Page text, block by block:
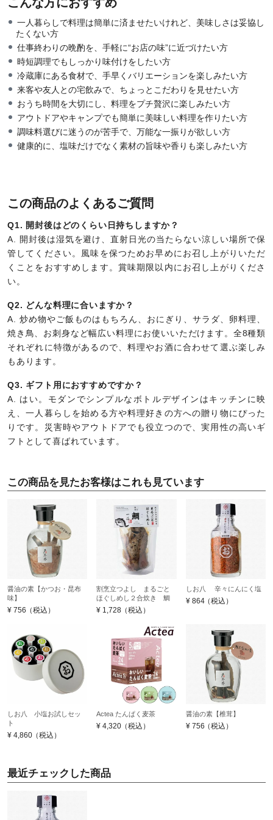
一人暮らしで料理は簡単に済ませたいけれど、美味しさは妥協し
たくない方
仕事終わりの晩酌を、手軽に“お店の味”に近づけたい方
時短調理でもしっかり味付けをしたい方
冷蔵庫にある食材で、手早くバリエーションを楽しみたい方
来客や友人との宅飲みで、ちょっとこだわりを見せたい方
おうち時間を大切にし、料理をプチ贅沢に楽しみたい方
アウトドアやキャンプでも簡単に美味しい料理を作りたい方
調味料選びに迷うのが苦手で、万能な一振りが欲しい方
健康的に、塩味だけでなく素材の旨味や香りも楽しみたい方
この商品のよくあるご質問
Q1. 開封後はどのくらい日持ちしますか？
A. 開封後は湿気を避け、直射日光の当たらない涼しい場所で保
管してください。風味を保つためお早めにお召し上がりいただ
くことをおすすめします。賞味期限以内にお召し上がりくださ
い。
Q2. どんな料理に合いますか？
A. 炒め物やご飯ものはもちろん、おにぎり、サラダ、卵料理、
焼き鳥、お刺身など幅広い料理にお使いいただけます。全8種類
それぞれに特徴があるので、料理やお酒に合わせて選ぶ楽しみ
もあります。
Q3. ギフト用におすすめですか？
A. はい。モダンでシンプルなボトルデザインはキッチンに映
え、一人暮らしを始める方や料理好きの方への贈り物にぴった
りです。災害時やアウトドアでも役立つので、実用性の高いギ
フトとして喜ばれています。
この商品を見たお客様はこれも見ています
醤油の素【かつお・昆布
味】
¥ 756（税込）
割烹立つよし まるごと
ほぐしめし２合炊き 鯛
¥ 1,728（税込）
しお八 辛々にんにく塩
¥ 864（税込）
しお八 小塩お試しセッ
ト
¥ 4,860（税込）
Actea たんぱく麦茶
¥ 4,320（税込）
醤油の素【椎茸】
¥ 756（税込）
最近チェックした商品